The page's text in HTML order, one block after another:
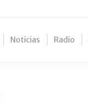
Noticias Radio